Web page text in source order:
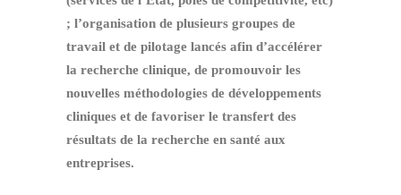
; l’organisation de plusieurs groupes de
travail et de pilotage lancés afin d’accélérer
la recherche clinique, de promouvoir les
nouvelles méthodologies de développements
cliniques et de favoriser le transfert des
résultats de la recherche en santé aux
entreprises.